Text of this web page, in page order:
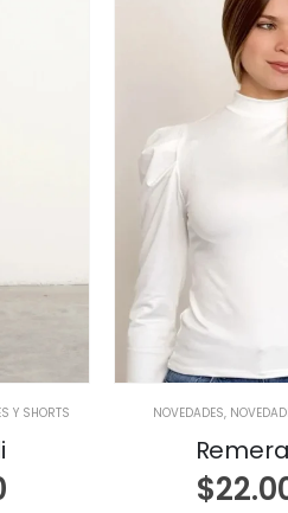
Y SHORTS NOVEDADES,
$